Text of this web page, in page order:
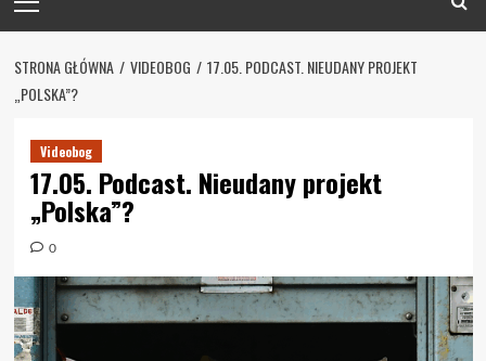
Menu
STRONA GŁÓWNA VIDEOBOG
17.05. PODCAST. NIEUDANY PROJEKT
„POLSKA”?
Videobog
17.05. Podcast. Nieudany projekt
„Polska”?
0